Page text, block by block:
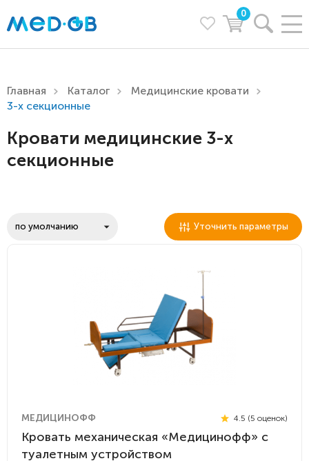
0
Главная Каталог
Медицинские кровати
3-х секционные
Кровати медицинские 3-х
секционные
Уточнить параметры
МЕДИЦИНОФФ 4.5 (5 оценок)
Кровать механическая «Медицинофф» с
туалетным устройством